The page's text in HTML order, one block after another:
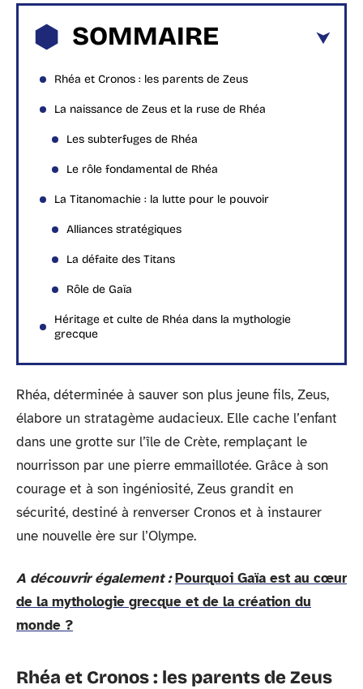
SOMMAIRE
Rhéa et Cronos : les parents de Zeus
La naissance de Zeus et la ruse de Rhéa
Les subterfuges de Rhéa
Le rôle fondamental de Rhéa
La Titanomachie : la lutte pour le pouvoir
Alliances stratégiques
La défaite des Titans
Rôle de Gaïa
Héritage et culte de Rhéa dans la mythologie
grecque
Rhéa, déterminée à sauver son plus jeune fils, Zeus,
élabore un stratagème audacieux. Elle cache l’enfant
dans une grotte sur l’île de Crète, remplaçant le
nourrisson par une pierre emmaillotée. Grâce à son
courage et à son ingéniosité, Zeus grandit en
sécurité, destiné à renverser Cronos et à instaurer
une nouvelle ère sur l’Olympe.
A découvrir également : Pourquoi Gaïa est au cœur
de la mythologie grecque et de la création du
monde ?
Rhéa et Cronos : les parents de Zeus